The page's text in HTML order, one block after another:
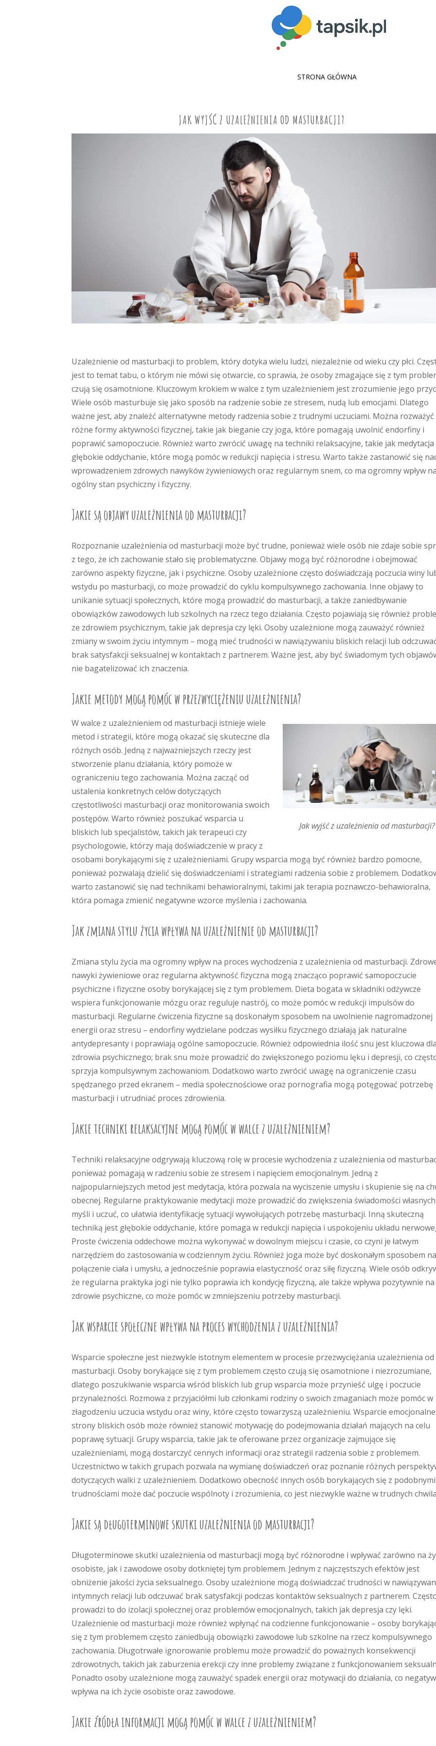
SKIP
STRONA GŁÓWNA
JAK WYJŚĆ Z UZALEŻNIENIA OD MASTURBACJI?
Uzależnienie od masturbacji to problem, który dotyka wielu ludzi, niezależnie od wieku czy płci.
jest to temat tabu, o którym nie mówi się otwarcie, co sprawia, że osoby zmagające się z tym
czują się osamotnione. Kluczowym krokiem w walce z tym uzależnieniem jest zrozumienie jego
Wiele osób masturbuje się jako sposób na radzenie sobie ze stresem, nudą lub emocjami. Dlatego
ważne jest, aby znaleźć alternatywne metody radzenia sobie z trudnymi uczuciami. Można rozważyć
różne formy aktywności fizycznej, takie jak bieganie czy joga, które pomagają uwolnić endorfiny i
poprawić samopoczucie. Również warto zwrócić uwagę na techniki relaksacyjne, takie jak medytacja
głębokie oddychanie, które mogą pomóc w redukcji napięcia i stresu. Warto także zastanowić się
wprowadzeniem zdrowych nawyków żywieniowych oraz regularnym snem, co ma ogromny wpływ na
ogólny stan psychiczny i fizyczny.
Jakie są objawy uzależnienia od masturbacji?
Rozpoznanie uzależnienia od masturbacji może być trudne, ponieważ wiele osób nie zdaje sobie
z tego, że ich zachowanie stało się problematyczne. Objawy mogą być różnorodne i obejmować
zarówno aspekty fizyczne, jak i psychiczne. Osoby uzależnione często doświadczają poczucia winy
wstydu po masturbacji, co może prowadzić do cyklu kompulsywnego zachowania. Inne objawy to
unikanie sytuacji społecznych, które mogą prowadzić do masturbacji, a także zaniedbywanie
obowiązków zawodowych lub szkolnych na rzecz tego działania. Często pojawiają się również
ze zdrowiem psychicznym, takie jak depresja czy lęki. Osoby uzależnione mogą zauważyć również
zmiany w swoim życiu intymnym – mogą mieć trudności w nawiązywaniu bliskich relacji lub
brak satysfakcji seksualnej w kontaktach z partnerem. Ważne jest, aby być świadomym tych
nie bagatelizować ich znaczenia.
Jakie metody mogą pomóc w przezwyciężeniu uzależnienia?
Jak wyjść z uzależnienia od masturbacji?
W walce z uzależnieniem od masturbacji istnieje wiele
metod i strategii, które mogą okazać się skuteczne dla
różnych osób. Jedną z najważniejszych rzeczy jest
stworzenie planu działania, który pomoże w
ograniczeniu tego zachowania. Można zacząć od
ustalenia konkretnych celów dotyczących
częstotliwości masturbacji oraz monitorowania swoich
postępów. Warto również poszukać wsparcia u
bliskich lub specjalistów, takich jak terapeuci czy
psychologowie, którzy mają doświadczenie w pracy z
osobami borykającymi się z uzależnieniami. Grupy wsparcia mogą być również bardzo pomocne,
ponieważ pozwalają dzielić się doświadczeniami i strategiami radzenia sobie z problemem.
warto zastanowić się nad technikami behawioralnymi, takimi jak terapia poznawczo-behawioralna,
która pomaga zmienić negatywne wzorce myślenia i zachowania.
Jak zmiana stylu życia wpływa na uzależnienie od masturbacji?
Zmiana stylu życia ma ogromny wpływ na proces wychodzenia z uzależnienia od masturbacji.
nawyki żywieniowe oraz regularna aktywność fizyczna mogą znacząco poprawić samopoczucie
psychiczne i fizyczne osoby borykającej się z tym problemem. Dieta bogata w składniki odżywcze
wspiera funkcjonowanie mózgu oraz reguluje nastrój, co może pomóc w redukcji impulsów do
masturbacji. Regularne ćwiczenia fizyczne są doskonałym sposobem na uwolnienie nagromadzonej
energii oraz stresu – endorfiny wydzielane podczas wysiłku fizycznego działają jak naturalne
antydepresanty i poprawiają ogólne samopoczucie. Również odpowiednia ilość snu jest kluczowa dla
zdrowia psychicznego; brak snu może prowadzić do zwiększonego poziomu lęku i depresji, co
sprzyja kompulsywnym zachowaniom. Dodatkowo warto zwrócić uwagę na ograniczenie czasu
spędzanego przed ekranem – media społecznościowe oraz pornografia mogą potęgować potrzebę
masturbacji i utrudniać proces zdrowienia.
Jakie techniki relaksacyjne mogą pomóc w walce z uzależnieniem?
Techniki relaksacyjne odgrywają kluczową rolę w procesie wychodzenia z uzależnienia od
ponieważ pomagają w radzeniu sobie ze stresem i napięciem emocjonalnym. Jedną z
najpopularniejszych metod jest medytacja, która pozwala na wyciszenie umysłu i skupienie się na
obecnej. Regularne praktykowanie medytacji może prowadzić do zwiększenia świadomości własnych
myśli i uczuć, co ułatwia identyfikację sytuacji wywołujących potrzebę masturbacji. Inną skuteczną
techniką jest głębokie oddychanie, które pomaga w redukcji napięcia i uspokojeniu układu
Proste ćwiczenia oddechowe można wykonywać w dowolnym miejscu i czasie, co czyni je łatwym
narzędziem do zastosowania w codziennym życiu. Również joga może być doskonałym sposobem na
połączenie ciała i umysłu, a jednocześnie poprawia elastyczność oraz siłę fizyczną. Wiele osób
że regularna praktyka jogi nie tylko poprawia ich kondycję fizyczną, ale także wpływa pozytywnie na
zdrowie psychiczne, co może pomóc w zmniejszeniu potrzeby masturbacji.
Jak wsparcie społeczne wpływa na proces wychodzenia z uzależnienia?
Wsparcie społeczne jest niezwykle istotnym elementem w procesie przezwyciężania uzależnienia od
masturbacji. Osoby borykające się z tym problemem często czują się osamotnione i niezrozumiane,
dlatego poszukiwanie wsparcia wśród bliskich lub grup wsparcia może przynieść ulgę i poczucie
przynależności. Rozmowa z przyjaciółmi lub członkami rodziny o swoich zmaganiach może pomóc w
złagodzeniu uczucia wstydu oraz winy, które często towarzyszą uzależnieniu. Wsparcie
strony bliskich osób może również stanowić motywację do podejmowania działań mających na celu
poprawę sytuacji. Grupy wsparcia, takie jak te oferowane przez organizacje zajmujące się
uzależnieniami, mogą dostarczyć cennych informacji oraz strategii radzenia sobie z problemem.
Uczestnictwo w takich grupach pozwala na wymianę doświadczeń oraz poznanie różnych
dotyczących walki z uzależnieniem. Dodatkowo obecność innych osób borykających się z podobnymi
trudnościami może dać poczucie wspólnoty i zrozumienia, co jest niezwykle ważne w trudnych
Jakie są długoterminowe skutki uzależnienia od masturbacji?
Długoterminowe skutki uzależnienia od masturbacji mogą być różnorodne i wpływać zarówno na
osobiste, jak i zawodowe osoby dotkniętej tym problemem. Jednym z najczęstszych efektów jest
obniżenie jakości życia seksualnego. Osoby uzależnione mogą doświadczać trudności w
intymnych relacji lub odczuwać brak satysfakcji podczas kontaktów seksualnych z partnerem.
prowadzi to do izolacji społecznej oraz problemów emocjonalnych, takich jak depresja czy lęki.
Uzależnienie od masturbacji może również wpłynąć na codzienne funkcjonowanie – osoby
się z tym problemem często zaniedbują obowiązki zawodowe lub szkolne na rzecz kompulsywnego
zachowania. Długotrwałe ignorowanie problemu może prowadzić do poważnych konsekwencji
zdrowotnych, takich jak zaburzenia erekcji czy inne problemy związane z funkcjonowaniem
Ponadto osoby uzależnione mogą zauważyć spadek energii oraz motywacji do działania, co
wpływa na ich życie osobiste oraz zawodowe.
Jakie źródła informacji mogą pomóc w walce z uzależnieniem?